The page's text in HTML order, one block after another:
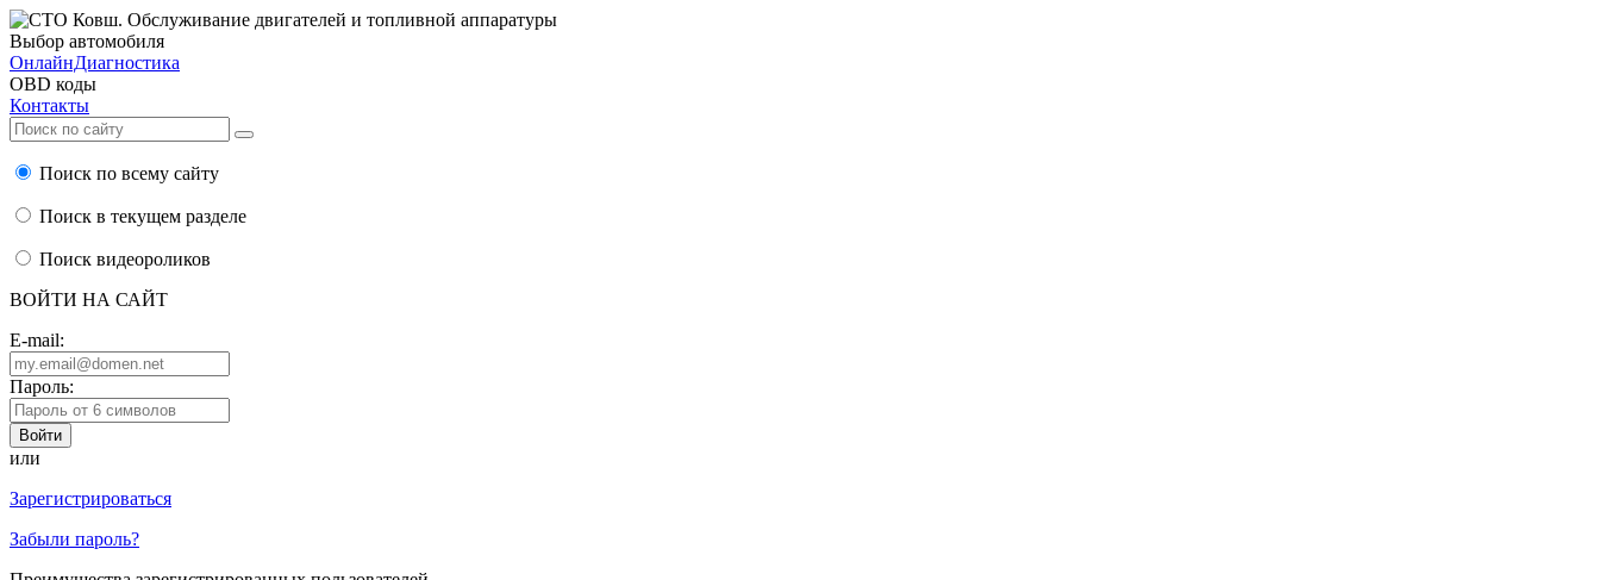
Выбор автомобиля
ОнлайнДиагностика
OBD коды
Контакты
Поиск по всему сайту
Поиск в текущем разделе
Поиск видеороликов
ВОЙТИ НА САЙТ
E-mail:
Пароль:
или
Зарегистрироваться
Забыли пароль?